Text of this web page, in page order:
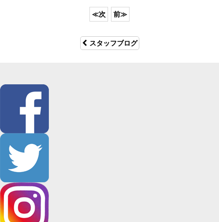
スタッフブログ